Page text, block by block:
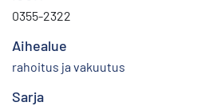
0355-2322
Aihealue
rahoitus ja vakuutus
Sarja